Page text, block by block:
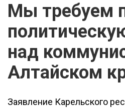
Мы требуем
над
Алтайском
Заявление Карельского